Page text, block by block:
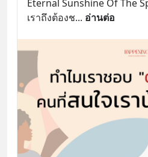
Eternal Sunshine Of The
เราถึงต้องช... อ่านต่อ